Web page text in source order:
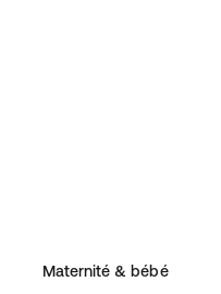
Maternité & bébé